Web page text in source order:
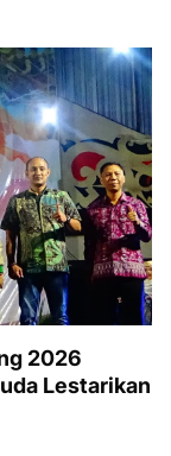
2026
Lestarikan